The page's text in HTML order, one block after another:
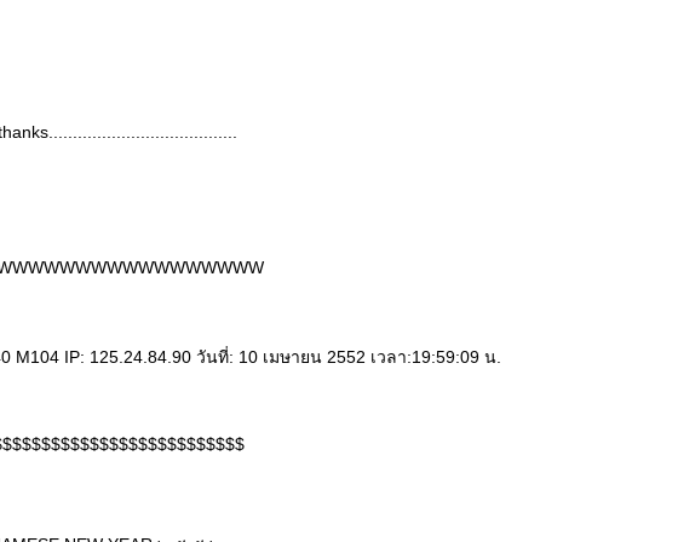
M104 IP: 125.24.84.90 วันที่: 10 เมษายน 2552 เวลา:19:59:09 น.